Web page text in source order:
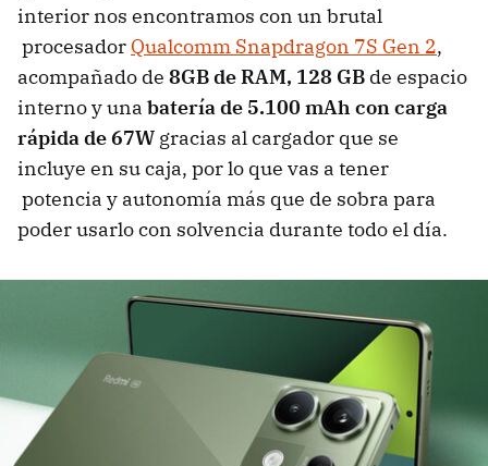
interior nos encontramos con un brutal
procesador Qualcomm Snapdragon 7S Gen 2,
acompañado de 8GB de RAM, 128 GB de espacio
interno y una batería de 5.100 mAh con carga
rápida de 67W gracias al cargador que se
incluye en su caja, por lo que vas a tener
potencia y autonomía más que de sobra para
poder usarlo con solvencia durante todo el día.